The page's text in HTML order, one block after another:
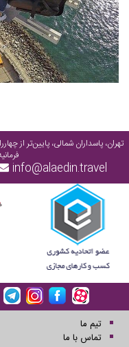
تهران، پاسداران شمالی، پایین‌تر از
فرمانیه،
info@alaedin.travel
تیم ما
تماس با ما